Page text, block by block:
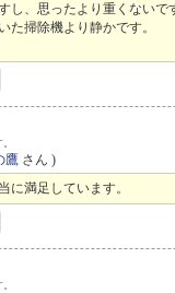
し、思ったより重くない
た掃除機より静かです。
鷹 さん )
に満足しています。